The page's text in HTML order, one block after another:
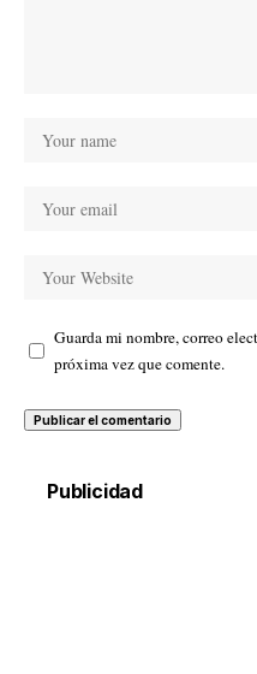
Guarda mi nombre, correo
próxima vez que comente.
Publicidad